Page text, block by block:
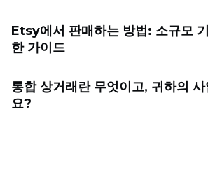
Etsy에서 판매하는 방법: 소규모
한 가이드
통합 상거래란 무엇이고, 귀하의
요?